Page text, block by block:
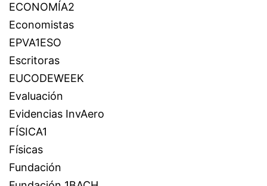
ECONOMÍA2
Economistas
EPVA1ESO
Escritoras
EUCODEWEEK
Evaluación
Evidencias InvAero
FÍSICA1
Físicas
Fundación